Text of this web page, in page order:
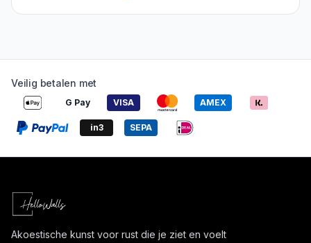
Veilig betalen met
G Pay VISA AMEX
in3 SEPA
Akoestische kunst voor rust die je ziet en voelt